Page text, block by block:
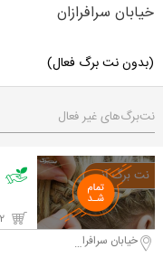
خیابان سرافرازان
(بدون نت برگ فعال)
نت‌برگ‌های غیر فعال
خیابان سرافرازان